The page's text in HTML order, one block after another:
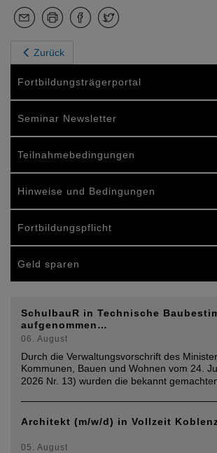
Zurück
Fortbildungsträgerportal
Seminar Newsletter
Teilnahmebedingungen
Hinweise und Bedingungen
Fortbildungspflicht
Geld sparen
SchulbauR in Technische
aufgenommen…
06. August
Durch die Verwaltungsvorschrift des
Kommunen, Bauen und Wohnen vom 24.
2026 Nr. 13) wurden die bekannt
Architekt (m/w/d) in Vollzeit
05. August